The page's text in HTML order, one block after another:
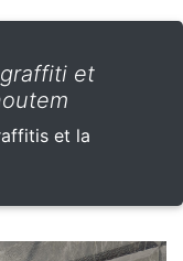
et
et la